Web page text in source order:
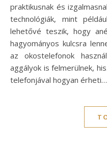
praktikusnak és
technológiák, mint
lehetővé teszik, hogy
hagyományos kulcsra
az okostelefonok
aggályok is felmerülnek,
telefonjával hogyan érheti…